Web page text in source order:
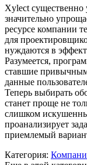
Xylect существенно
значительно
ресурсе компании
для
нуждаются в
Разумеется,
ставшие
данные
Теперь выбирать
станет проще не
слишком
проанализирует
приемлемый
Категория: